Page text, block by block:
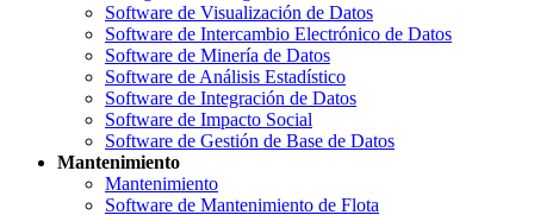
Software de Visualización de Datos
Software de Intercambio Electrónico de Datos
Software de Minería de Datos
Software de Análisis Estadístico
Software de Integración de Datos
Software de Impacto Social
Software de Gestión de Base de Datos
Mantenimiento
Mantenimiento
Software de Mantenimiento de Flota